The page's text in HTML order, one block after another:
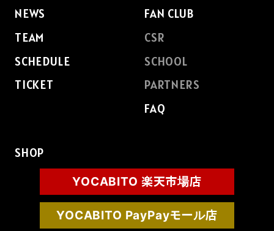
NEWS
TEAM
SCHEDULE
TICKET
FAN CLUB
CSR
SCHOOL
PARTNERS
FAQ
SHOP
YOCABITO 楽天市場店
YOCABITO PayPayモール店